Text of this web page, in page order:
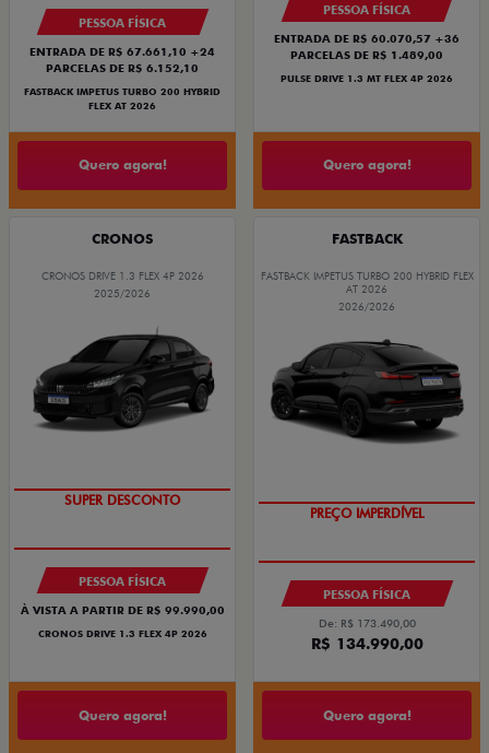
PESSOA FÍSICA
ENTRADA DE R$ 67.661,10 +24
PARCELAS DE R$ 6.152,10
FASTBACK IMPETUS TURBO 200 HYBRID
FLEX AT 2026
Quero agora!
PESSOA FÍSICA
ENTRADA DE R$ 60.070,57 +36
PARCELAS DE R$ 1.489,00
PULSE DRIVE 1.3 MT FLEX 4P 2026
Quero agora!
CRONOS
CRONOS DRIVE 1.3 FLEX 4P 2026
2025/2026
PESSOA FÍSICA
À VISTA A PARTIR DE R$ 99.990,00
CRONOS DRIVE 1.3 FLEX 4P 2026
Quero agora!
FASTBACK
FASTBACK IMPETUS TURBO 200 HYBRID FLEX
AT 2026
2026/2026
PREÇO IMPERDÍVEL
PESSOA FÍSICA
De: R$ 173.490,00
R$ 134.990,00
Quero agora!